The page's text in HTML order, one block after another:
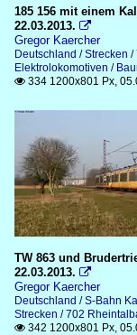
185 156 mit einem
22.03.2013. 
Gregor Kaercher
Deutschland / Strecken
Elektrolokomotiven /
 334 1200x801 Px,
TW 863 und
22.03.2013. 
Gregor Kaercher
Deutschland / S-Bahn
Strecken / 702
 342 1200x801 Px,